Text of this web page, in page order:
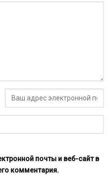
почты и веб-сайт в
комментария.